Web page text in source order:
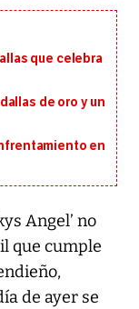
que celebra
de oro y un
en
Angel’ no
que cumple
de ayer se